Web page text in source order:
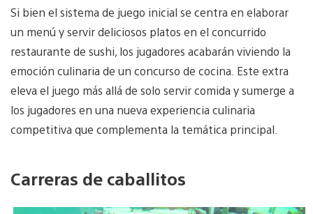
Si bien el sistema de juego inicial se centra en elaborar
un menú y servir deliciosos platos en el concurrido
restaurante de sushi, los jugadores acabarán viviendo la
emoción culinaria de un concurso de cocina. Este extra
eleva el juego más allá de solo servir comida y sumerge a
los jugadores en una nueva experiencia culinaria
competitiva que complementa la temática principal.
Carreras de caballitos